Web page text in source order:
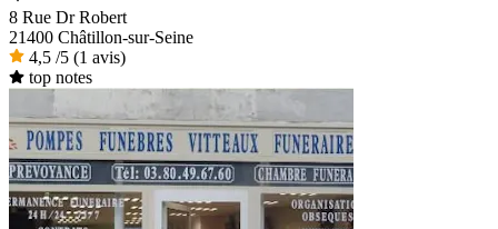
8 Rue Dr Robert
21400 Châtillon-sur-Seine
4,5 /5 (1 avis)
top notes